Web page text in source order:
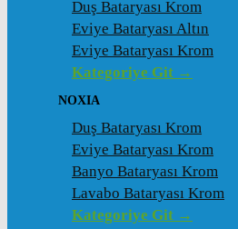
Duş Bataryası Krom
Eviye Bataryası Altın
Eviye Bataryası Krom
Kategoriye Git →
NOXIA
Duş Bataryası Krom
Eviye Bataryası Krom
Banyo Bataryası Krom
Lavabo Bataryası Krom
Kategoriye Git →